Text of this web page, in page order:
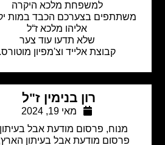
למשפחת מלכא היקרה
בצערכם הכבד במות יקירכם
אליהו מלכא ז“ל
שלא תדעו עוד צער
קבוצת אלייד וצ'מפיון מוטורס.
רון בנימין ז"ל
מאי 19, 2024
פרסום מודעת אבל בעיתון גלובס,
פרסום מודעת אבל בעיתון הארץ,פרסום